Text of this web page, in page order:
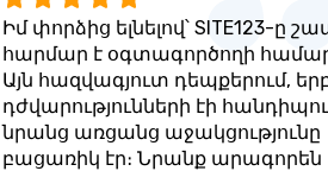
Իմ փորձից ելնելով՝ SITE123-ը
հարմար է օգտագործողի
Այն հազվագյուտ դեպքերում,
դժվարությունների էի
նրանց առցանց աջակցությունը
բացառիկ էր։ Նրանք արագորեն